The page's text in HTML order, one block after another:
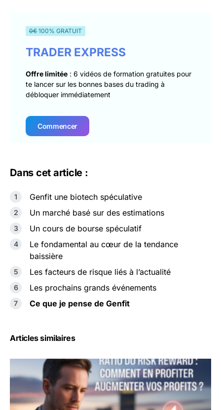
0€100% GRATUIT
TRADER EXPRESS
Offre limitée : 6 vidéos de formation gratuites pour
te lancer sur les bonnes bases du trading à
débloquer immédiatement
Commencer
Dans cet article :
Genfit une biotech spéculative
Un marché basé sur des estimations
Un cours de bourse spéculatif
Le fondamental au cœur de la tendance
baissière
Les facteurs de risque liés à l’actualité
Les prochains grands événements
Ce que je pense de Genfit
Articles similaires